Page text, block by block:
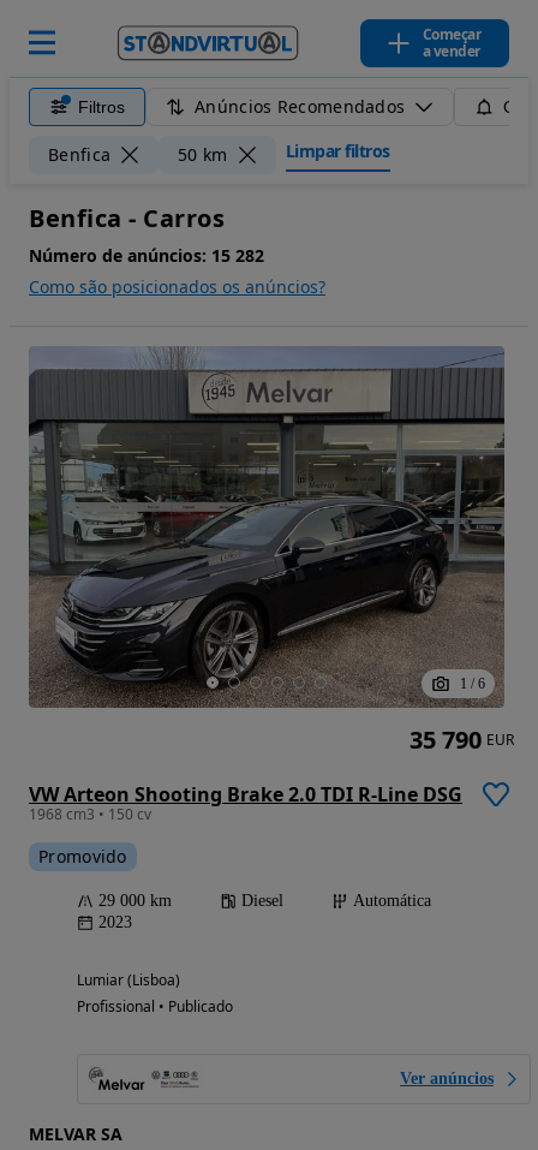
Começar
a vender
Filtros Anúncios Recomendados
Benfica 50 km Limpar filtros
Benfica - Carros
Número de anúncios: 15 282
Como são posicionados os anúncios?
1 / 6
VW Arteon Shooting Brake 2.0 TDI R-Line DSG
1968 cm3 • 150 cv
Promovido
29 000 km Diesel
Automática
2023
Lumiar (Lisboa)
Profissional • Publicado
Ver anúncios
MELVAR SA
35 790 EUR